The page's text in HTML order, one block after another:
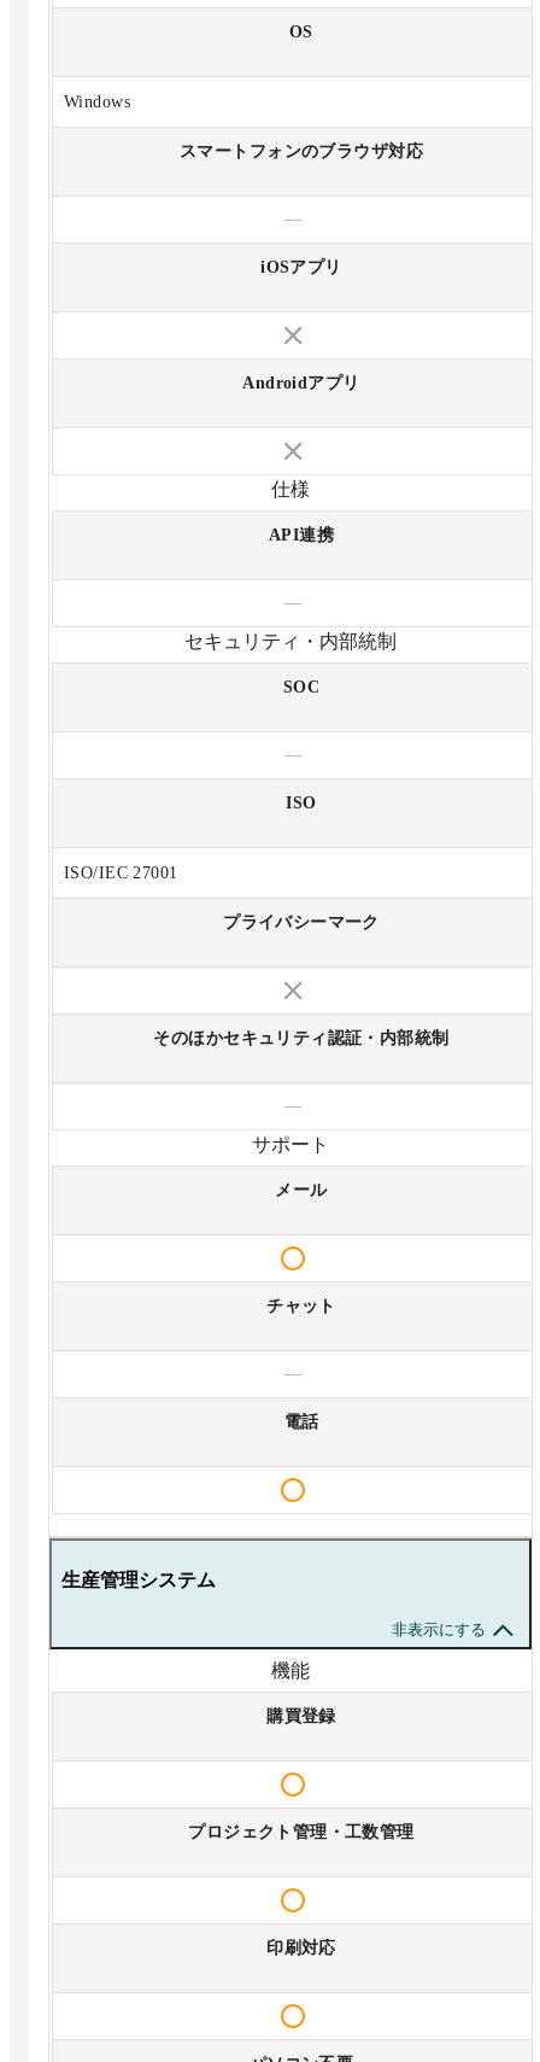
OS
Windows
スマートフォンのブラウザ対応
—
iOSアプリ
Androidアプリ
仕様
API連携
—
セキュリティ・内部統制
SOC
—
ISO
ISO/IEC 27001
プライバシーマーク
そのほかセキュリティ認証・内部統制
—
サポート
メール
チャット
—
電話
生産管理システム
非表示にする
機能
購買登録
プロジェクト管理・工数管理
印刷対応